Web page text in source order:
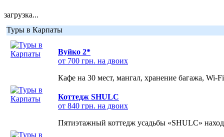
загрузка...
Туры в Карпаты
Вуйко 2*
от 700 грн. на двоих
Кафе на 30 мест, мангал, хранение багажа, Wi-
Коттедж SHULC
от 840 грн. на двоих
Пятиэтажный коттедж усадьбы «SHULC»